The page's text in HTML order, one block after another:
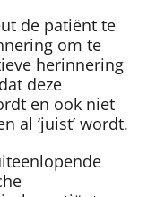
de patiënt te
om te
herinnering
deze
en ook niet
al ‘juist’ wordt.